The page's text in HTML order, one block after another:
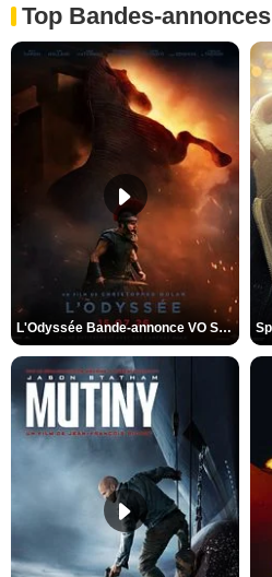
Top Bandes-annonces
L'Odyssée Bande-annonce VO STFR